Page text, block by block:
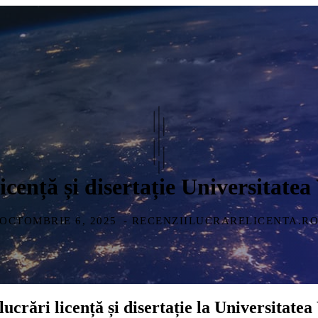
și disertație Universitatea
OCTOMBRIE 6, 2025 - RECENZIILUCRARELICENTA.RO
licență și disertație la Universitatea